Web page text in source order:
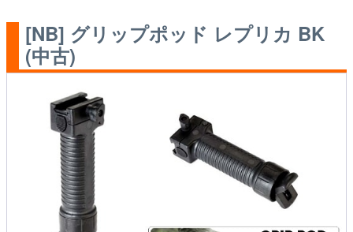
[NB] グリップポッド レプリカ BK
(中古)